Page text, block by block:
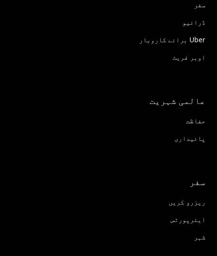
سفر
ڈرائیو
Uber برائے کاروبار
اوبر فریٹ
عالمی شہریت
حفاظت
پائیداری
سفر
ریزرو کریں
ایئرپورٹس
شہر